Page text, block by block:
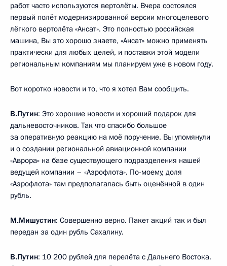
работ часто используются вертолёты. Вчера состоялся
первый полёт модернизированной версии многоцелевого
лёгкого вертолёта «Ансат». Это полностью российская
машина, Вы это хорошо знаете, «Ансат» можно применять
практически для любых целей, и поставки этой модели
региональным компаниям мы планируем уже в новом году.
Вот коротко новости и то, что я хотел Вам сообщить.
В.Путин: Это хорошие новости и хороший подарок для
дальневосточников. Так что спасибо большое
за оперативную реакцию на моё поручение. Вы упомянули
и о создании региональной авиационной компании
«Аврора» на базе существующего подразделения нашей
ведущей компании – «Аэрофлота». По-моему, доля
«Аэрофлота» там предполагалась быть оценённой в один
рубль.
М.Мишустин: Совершенно верно. Пакет акций так и был
передан за один рубль Сахалину.
В.Путин: 10 200 рублей для перелёта с Дальнего Востока.